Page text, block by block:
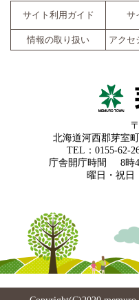
サイト利用ガイド サ
情報の取り扱い
アクセ
北海道河西郡芽室
TEL：0155-62-
庁舎開庁時間
8時
曜日・祝日